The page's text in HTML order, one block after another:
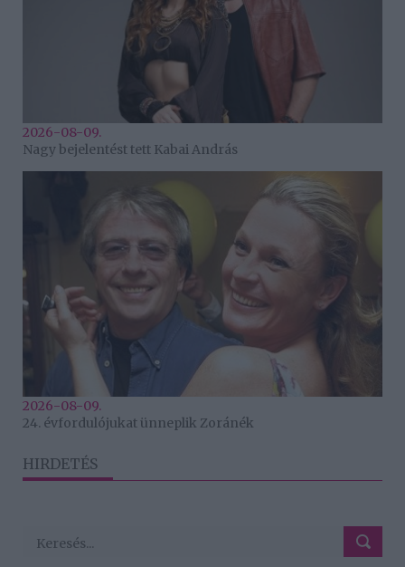
2026-08-09.
Nagy bejelentést tett Kabai András
2026-08-09.
24. évfordulójukat ünneplik Zoránék
HIRDETÉS